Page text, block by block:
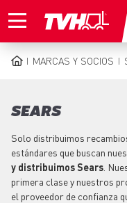
to
MARCAS Y SOCIOS
SEARS
Solo distribuimos
estándares que buscan
y distribuimos Sears .
primera clase y nuestros
el proveedor de confianza